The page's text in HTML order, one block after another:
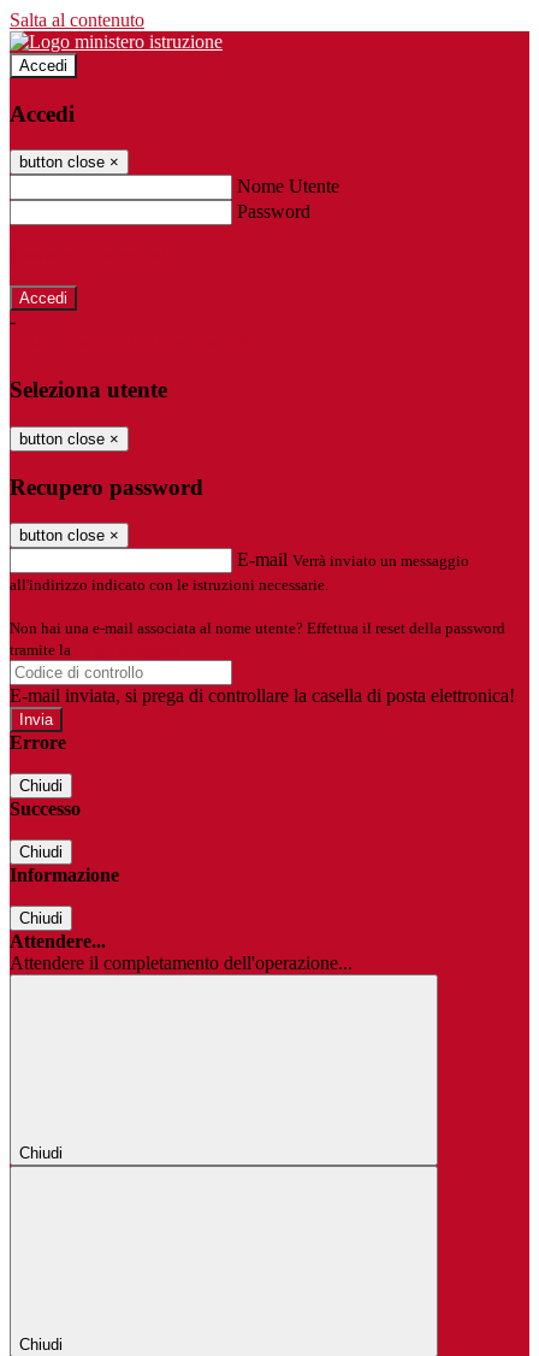
Salta al contenuto
Accedi
Accedi
button close ×
Nome Utente
Password
-
Seleziona utente
button close ×
Recupero password
button close ×
E-mail Verrà inviato un messaggio
all'indirizzo indicato con le istruzioni necessarie.
Non hai una e-mail associata al nome utente? Effettua il reset della password
tramite la
E-mail inviata, si prega di controllare la casella di posta elettronica!
Errore
Chiudi
Successo
Chiudi
Informazione
Chiudi
Attendere...
Attendere il completamento dell'operazione...
Chiudi
Chiudi